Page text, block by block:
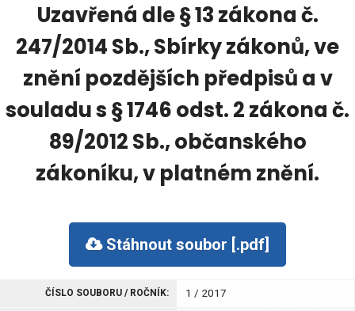
Uzavřená dle § 13 zákona č.
247/2014 Sb., Sbírky zákonů, ve
znění pozdějších předpisů a v
souladu s § 1746 odst. 2 zákona č.
89/2012 Sb., občanského
zákoníku, v platném znění.
Stáhnout soubor [.pdf]
ČÍSLO SOUBORU / ROČNÍK: 1 / 2017